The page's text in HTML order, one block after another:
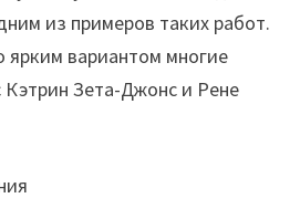
из примеров таких работ.
вариантом многие
Кэтрин Зета-Джонс и Рене